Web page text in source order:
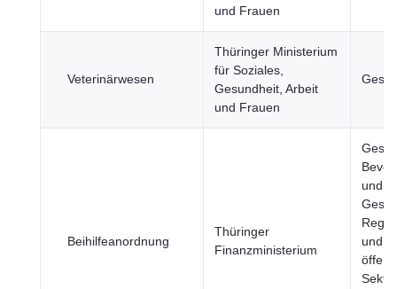
und Frauen
Veterinärwesen
Thüringer Ministerium
für Soziales,
Gesundheit, Arbeit
und Frauen
Beihilfeanordnung
Thüringer
Finanzministerium
und
und